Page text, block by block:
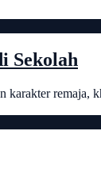
Sekolah
remaja,